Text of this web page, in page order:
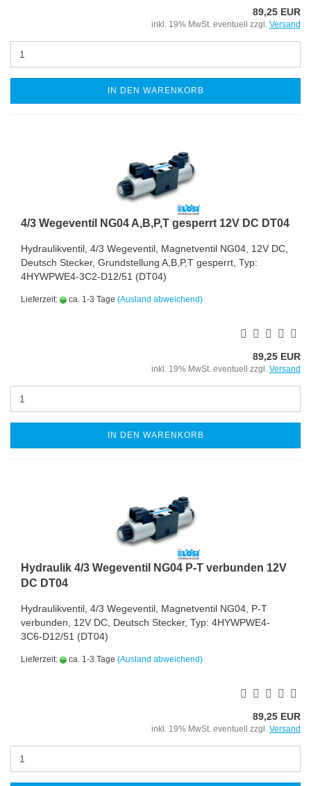
89,25 EUR
inkl. 19% MwSt. eventuell zzgl. Versand
IN DEN WARENKORB
4/3 Wegeventil NG04 A,B,P,T gesperrt 12V DC DT04
Hydraulikventil, 4/3 Wegeventil, Magnetventil NG04, 12V DC,
Deutsch Stecker, Grundstellung A,B,P,T gesperrt, Typ:
4HYWPWE4-3C2-D12/51 (DT04)
Lieferzeit: ca. 1-3 Tage (Ausland abweichend)
89,25 EUR
inkl. 19% MwSt. eventuell zzgl. Versand
IN DEN WARENKORB
Hydraulik 4/3 Wegeventil NG04 P-T verbunden 12V
DC DT04
Hydraulikventil, 4/3 Wegeventil, Magnetventil NG04, P-T
verbunden, 12V DC, Deutsch Stecker, Typ: 4HYWPWE4-
3C6-D12/51 (DT04)
Lieferzeit: ca. 1-3 Tage (Ausland abweichend)
89,25 EUR
inkl. 19% MwSt. eventuell zzgl. Versand